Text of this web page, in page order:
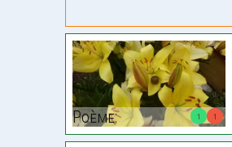
1 1
Poème: